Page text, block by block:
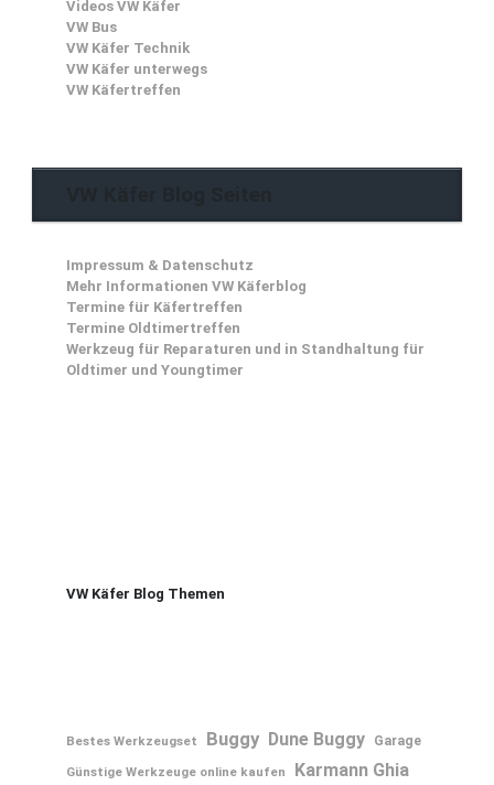
Videos VW Käfer
VW Bus
VW Käfer Technik
VW Käfer unterwegs
VW Käfertreffen
Impressum & Datenschutz
Mehr Informationen VW Käferblog
Termine für Käfertreffen
Termine Oldtimertreffen
Werkzeug für Reparaturen und in Standhaltung für
Oldtimer und Youngtimer
VW Käfer Blog Themen
Bestes Werkzeugset Buggy Dune Buggy
Garage
Günstige Werkzeuge online kaufen
Karmann Ghia